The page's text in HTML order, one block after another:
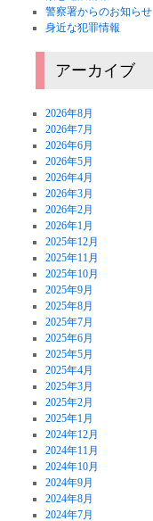
警察署からのお知らせ
身近な犯罪情報
アーカイブ
2026年8月
2026年7月
2026年6月
2026年5月
2026年4月
2026年3月
2026年2月
2026年1月
2025年12月
2025年11月
2025年10月
2025年9月
2025年8月
2025年7月
2025年6月
2025年5月
2025年4月
2025年3月
2025年2月
2025年1月
2024年12月
2024年11月
2024年10月
2024年9月
2024年8月
2024年7月